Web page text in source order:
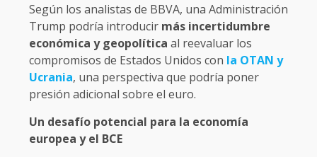
Según los analistas de BBVA, una Administración
Trump podría introducir más incertidumbre
económica y geopolítica al reevaluar los
compromisos de Estados Unidos con la OTAN y
Ucrania, una perspectiva que podría poner
presión adicional sobre el euro.
Un desafío potencial para la economía
europea y el BCE